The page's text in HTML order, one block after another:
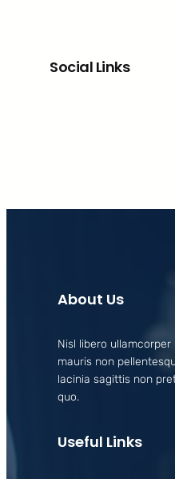
Social Links
About Us
Nisl libero
mauris non
lacinia sagittis non
quo.
Useful Links